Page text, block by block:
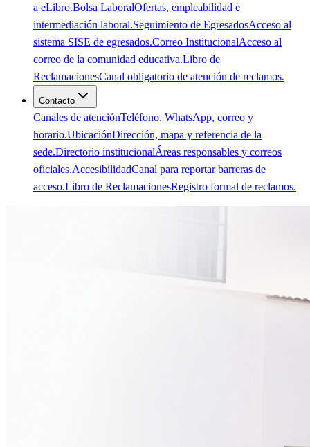
a eLibro.Bolsa LaboralOfertas, empleabilidad e
intermediación laboral.Seguimiento de EgresadosAcceso al
sistema SISE de egresados.Correo InstitucionalAcceso al
correo de la comunidad educativa.Libro de
ReclamacionesCanal obligatorio de atención de reclamos.
Contacto
Canales de atenciónTeléfono, WhatsApp, correo y
horario.UbicaciónDirección, mapa y referencia de la
sede.Directorio institucionalÁreas responsables y correos
oficiales.AccesibilidadCanal para reportar barreras de
acceso.Libro de ReclamacionesRegistro formal de reclamos.